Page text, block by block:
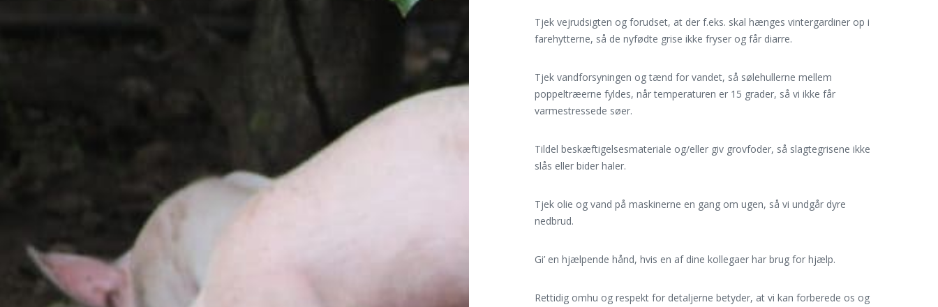
Tjek vejrudsigten og forudset, at der f.eks. skal hænges vintergardiner op i
farehytterne, så de nyfødte grise ikke fryser og får diarre.
Tjek vandforsyningen og tænd for vandet, så sølehullerne mellem
poppeltræerne fyldes, når temperaturen er 15 grader, så vi ikke får
varmestressede søer.
Tildel beskæftigelsesmateriale og/eller giv grovfoder, så slagtegrisene ikke
slås eller bider haler.
Tjek olie og vand på maskinerne en gang om ugen, så vi undgår dyre
nedbrud.
Gi’ en hjælpende hånd, hvis en af dine kollegaer har brug for hjælp.
Rettidig omhu og respekt for detaljerne betyder, at vi kan forberede os og